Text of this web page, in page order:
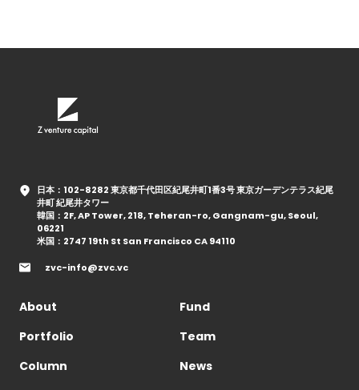
日本：102-8282 東京都千代田区紀尾井町1番3号 東京ガーデンテラス紀尾
井町 紀尾井タワー
韓国：2F, AP Tower, 218, Teheran-ro, Gangnam-gu, Seoul,
06221
米国：2747 19th St San Francisco CA 94110
zvc-info@zvc.vc
About
Fund
Portfolio
Team
Column
News